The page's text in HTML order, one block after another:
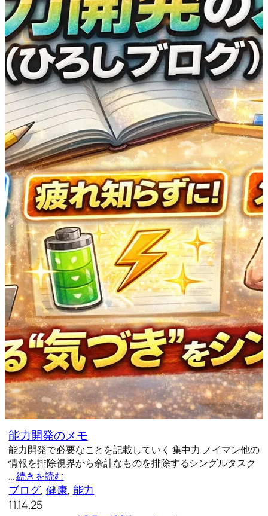
能力開発のメモ
能力開発で必要なことを記載していく 集中力 ノイマン他の
情報を排除視界から余計なものを排除するシングルタスク
…続きを読む
ブログ, 健康, 能力
11.14.25